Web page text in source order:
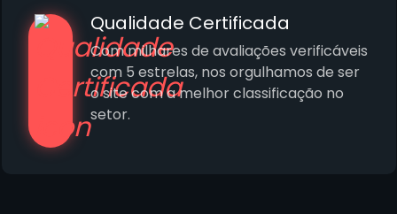
Qualidade Certificada
Com milhares de avaliações verificáveis
com 5 estrelas, nos orgulhamos de ser
o site com a melhor classificação no
setor.